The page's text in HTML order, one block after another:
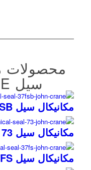
محصولات
سیل JOHN CRANE
مکانیکال سیل Type 37FSB
مکانیکال سیل Type 73
مکانیکال سیل Type 37FS